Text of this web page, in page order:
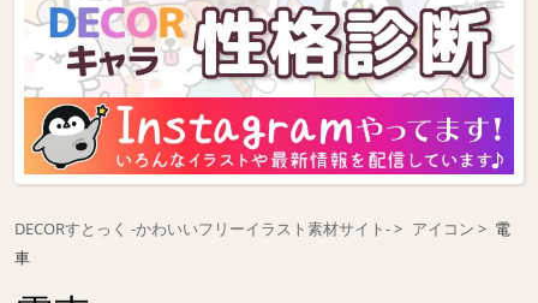
DECORすとっく -かわいいフリーイラスト素材サイト- アイコン
電
車